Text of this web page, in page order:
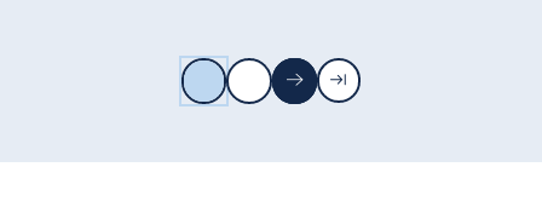
Nächste
Seite
Letzte
Seite